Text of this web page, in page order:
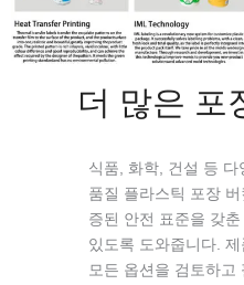
더 많은 포
식품, 화학, 건설 등
품질 플라스틱 포장
증된 안전 표준을 갖
있도록 도와줍니다.
모든 옵션을 검토하고